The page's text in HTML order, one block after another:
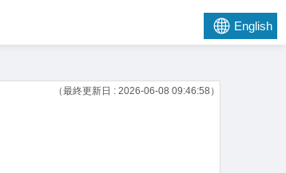
English
（最終更新日 : 2026-06-08 09:46:58）